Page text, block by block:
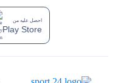
احصل عليه من
Play Store